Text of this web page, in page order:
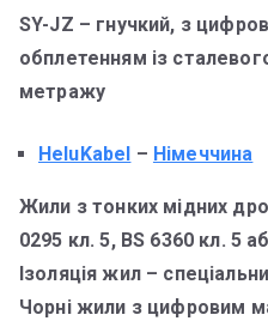
SY-JZ – гнучкий, з
обплетенням із
метражу
HeluKabel – Німеччина
Жили з тонких мідних
0295 кл. 5, BS 6360 кл. 5
Ізоляція жил –
Чорні жили з цифровим